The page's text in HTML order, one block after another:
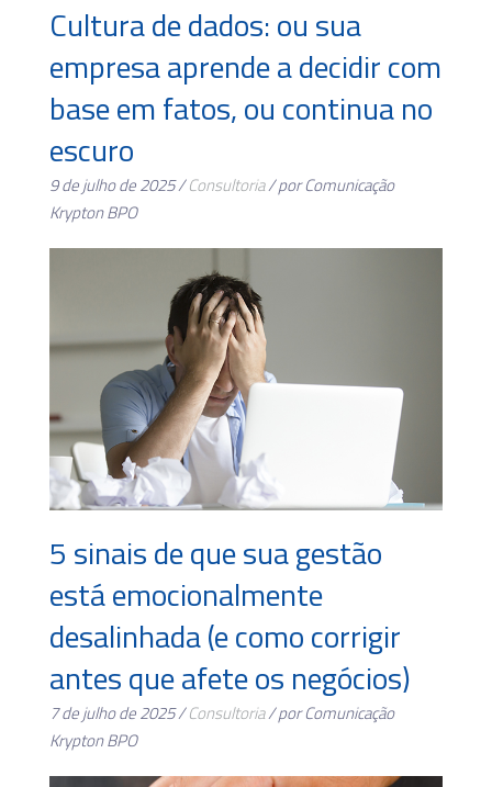
Cultura de dados: ou sua
empresa aprende a decidir com
base em fatos, ou continua no
escuro
9 de julho de 2025 /Consultoria/ por Comunicação
Krypton BPO
5 sinais de que sua gestão
está emocionalmente
desalinhada (e como corrigir
antes que afete os negócios)
7 de julho de 2025 /Consultoria/ por Comunicação
Krypton BPO